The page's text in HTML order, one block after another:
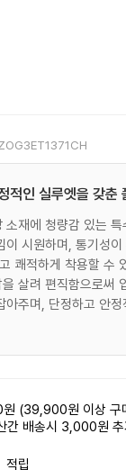
적인 실루엣을 갖춘
소재에 청량감 있는
이 시원하며, 통기성
쾌적하게 착용할 수
살려 편직함으로써
아주며, 단정하고 안
(39,900원 이상 구
간 배송시 3,000원 추
적립